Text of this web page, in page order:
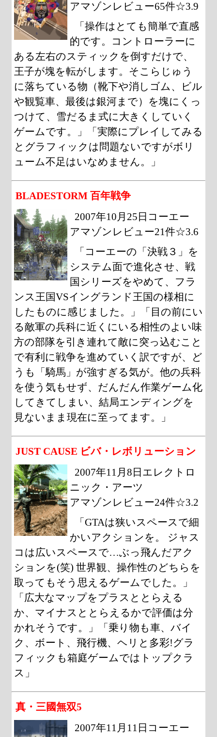
アマゾンレビュー65件☆3.9
「操作はとても簡単で直感
的です。コントローラーに
ある左右のスティックを倒すだけで、
王子が塊を転がします。そこらじゅう
に落ちている物（靴下や消しゴム、ビル
や観覧車、最後は銀河まで）を塊にくっ
つけて、雪だるま式に大きくしていく
ゲームです。」「実際にプレイしてみる
とグラフィックは問題ないですがボリ
ューム不足はいなめません。」
BLADESTORM 百年戦争
2007年10月25日コーエー
アマゾンレビュー21件☆3.6
「コーエーの「決戦３」を
システム面で進化させ、戦
国シリーズをやめて、フラ
ンス王国VSイングランド王国の様相に
したものに感じました。」「目の前にい
る敵軍の兵科に近くにいる相性のよい味
方の部隊を引き連れて敵に突っ込むこと
で有利に戦争を進めていく訳ですが、ど
うも「騎馬」が強すぎる気が。他の兵科
を使う気もせず、だんだん作業ゲーム化
してきてしまい、結局エンディングを
見ないまま現在に至ってます。」
JUST CAUSE ビバ・レボリューション
2007年11月8日エレクトロ
ニック・アーツ
アマゾンレビュー24件☆3.2
「GTAは狭いスペースで細
かいアクションを。 ジャス
コは広いスペースで…ぶっ飛んだアク
ションを(笑) 世界観、操作性のどちらを
取ってもそう思えるゲームでした。」
「広大なマップをプラスととらえる
か、マイナスととらえるかで評価は分
かれそうです。」「乗り物も車、バイ
ク、ボート、飛行機、ヘリと多彩!グラ
フィックも箱庭ゲームではトップクラ
ス」
真・三國無双5
2007年11月11日コーエー